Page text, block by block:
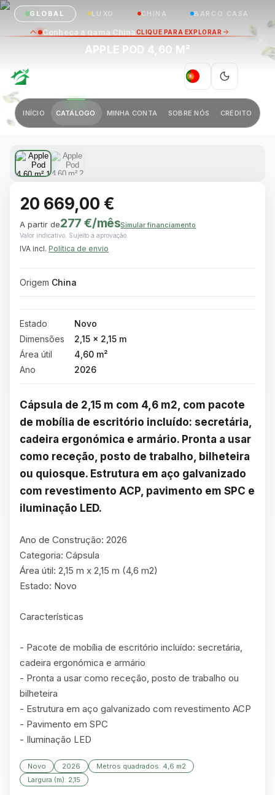
GLOBAL LUXO CHINA BARCO CASA
PT
INÍCIO CATÁLOGO MINHA CONTA SOBRE NÓS CRÉDITO
APPLE POD 4,60 M²
1 / 2
20 669,00 €
A partir de277 €/mêsSimular financiamento
Valor indicativo. Sujeito a aprovação.
IVA incl. Política de envio
Origem China
Estado
Novo
Dimensões
2,15 × 2,15 m
Área útil
4,60 m²
Ano
2026
Cápsula de 2,15 m com 4,6 m2, com pacote
de mobília de escritório incluído: secretária,
cadeira ergonómica e armário. Pronta a usar
como receção, posto de trabalho, bilheteira
ou quiosque. Estrutura em aço galvanizado
com revestimento ACP, pavimento em SPC e
iluminação LED.
Ano de Construção: 2026
Categoria: Cápsula
Área útil: 2,15 m x 2,15 m (4,6 m2)
Estado: Novo
Características
- Pacote de mobília de escritório incluído: secretária,
cadeira ergonómica e armário
- Pronta a usar como receção, posto de trabalho ou
bilheteira
- Estrutura em aço galvanizado com revestimento ACP
- Pavimento em SPC
- Iluminação LED
Novo 2026
Metros quadrados: 4,6 m2
Largura (m): 2,15
Conheça a gama ChinaCLIQUE PARA EXPLORAR